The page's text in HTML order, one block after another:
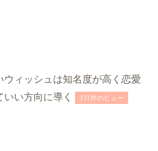
ウィッシュは知名度が高く恋愛
いい方向に導く
331件のビュー